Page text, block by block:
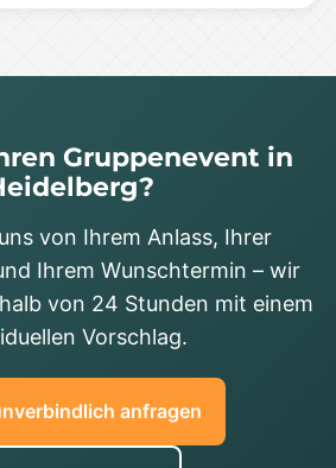
Gruppenevent in
von Ihrem Anlass, Ihrer
Ihrem Wunschtermin – wir
von 24 Stunden mit einem
Vorschlag.
anfragen